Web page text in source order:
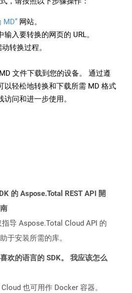
MD” 网站。
入要转换的网页的 URL。
转换过程。
文件下载到您的设备。 通过遵
以轻松地转换和下载所需 MD 格式
问和进一步使用。
的 Aspose.Total REST API 開
指导 Aspose.Total Cloud API 的
于安装所需的库。
欢的语言的 SDK。 我应该怎么
也可用作 Docker 容器。